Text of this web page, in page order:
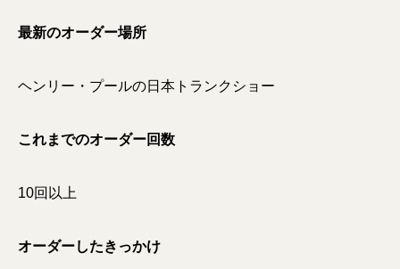
最新のオーダー場所
ヘンリー・プールの日本トランクショー
これまでのオーダー回数
10回以上
オーダーしたきっかけ